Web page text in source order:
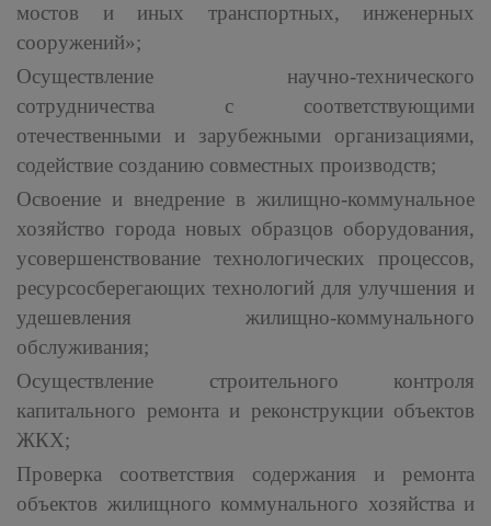
мостов и иных транспортных, инженерных
сооружений»;
Осуществление научно-технического
сотрудничества с соответствующими
отечественными и зарубежными организациями,
содействие созданию совместных производств;
Освоение и внедрение в жилищно-коммунальное
хозяйство города новых образцов оборудования,
усовершенствование технологических процессов,
ресурсосберегающих технологий для улучшения и
удешевления жилищно-коммунального
обслуживания;
Осуществление строительного контроля
капитального ремонта и реконструкции объектов
ЖКХ;
Проверка соответствия содержания и ремонта
объектов жилищного коммунального хозяйства и